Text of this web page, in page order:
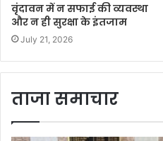
वृंदावन में न सफाई की व्यवस्था
और न ही सुरक्षा के इंतजाम
July 21, 2026
ताजा समाचार